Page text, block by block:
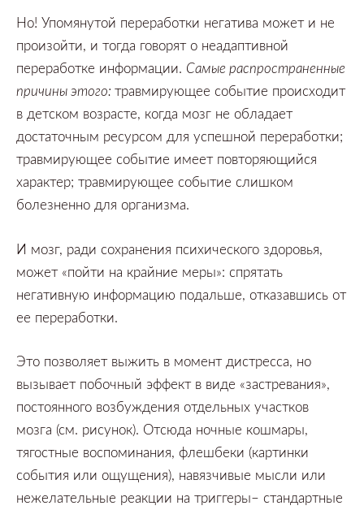
Но! Упомянутой переработки негатива может и не
произойти, и тогда говорят о неадаптивной
переработке информации. Самые распространенные
причины этого: травмирующее событие происходит
в детском возрасте, когда мозг не обладает
достаточным ресурсом для успешной переработки;
травмирующее событие имеет повторяющийся
характер; травмирующее событие слишком
болезненно для организма.
И мозг, ради сохранения психического здоровья,
может «пойти на крайние меры»: спрятать
негативную информацию подальше, отказавшись от
ее переработки.
Это позволяет выжить в момент дистресса, но
вызывает побочный эффект в виде «застревания»,
постоянного возбуждения отдельных участков
мозга (см. рисунок). Отсюда ночные кошмары,
тягостные воспоминания, флешбеки (картинки
события или ощущения), навязчивые мысли или
нежелательные реакции на триггеры– стандартные